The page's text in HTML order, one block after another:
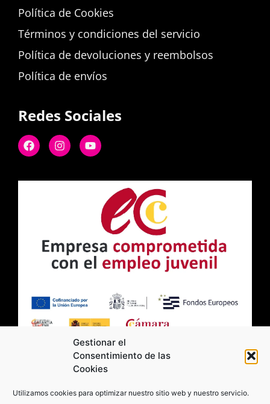
Gestionar el
Consentimiento de las
Cookies
Utilizamos cookies para optimizar nuestro sitio web y nuestro servicio.
Política de Cookies
Términos y condiciones del servicio
Política de devoluciones y reembolsos
Política de envíos
Redes Sociales
2026 Moviltick technologies. Todos los